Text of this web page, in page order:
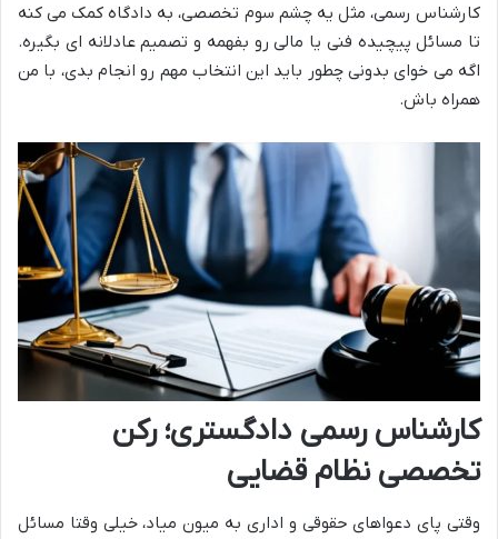
کارشناس رسمی، مثل یه چشم سوم تخصصی، به دادگاه کمک می کنه
تا مسائل پیچیده فنی یا مالی رو بفهمه و تصمیم عادلانه ای بگیره.
اگه می خوای بدونی چطور باید این انتخاب مهم رو انجام بدی، با من
همراه باش.
کارشناس رسمی دادگستری؛ رکن
تخصصی نظام قضایی
وقتی پای دعواهای حقوقی و اداری به میون میاد، خیلی وقتا مسائل